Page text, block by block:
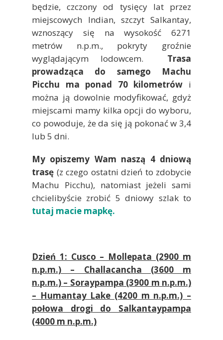
będzie, czczony od tysięcy lat przez
miejscowych Indian, szczyt Salkantay,
wznoszący się na wysokość 6271
metrów n.p.m., pokryty groźnie
wyglądającym lodowcem. Trasa
prowadząca do samego Machu
Picchu ma ponad 70 kilometrów i
można ją dowolnie modyfikować, gdyż
miejscami mamy kilka opcji do wyboru,
co powoduje, że da się ją pokonać w 3,4
lub 5 dni.
My opiszemy Wam naszą 4 dniową
trasę (z czego ostatni dzień to zdobycie
Machu Picchu), natomiast jeżeli sami
chcielibyście zrobić 5 dniowy szlak to
tutaj macie mapkę.
Dzień 1: Cusco – Mollepata (2900 m
n.p.m.) – Challacancha (3600 m
n.p.m.) – Soraypampa (3900 m n.p.m.)
– Humantay Lake (4200 m n.p.m.) –
połowa drogi do Salkantaypampa
(4000 m n.p.m.)